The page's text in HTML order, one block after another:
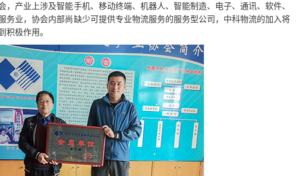
，产业上涉及智能手机、移动终端、机器人、智能制造、电子、通讯、软件、
务业，协会内部尚缺少可提供专业物流服务的服务型公司，中科物流的加入将
积极作用。